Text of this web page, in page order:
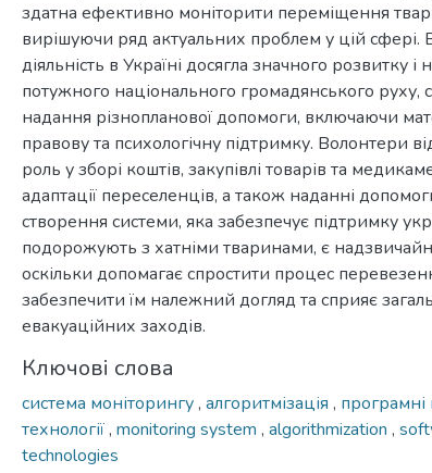
здатна ефективно моніторити переміщення
вирішуючи ряд актуальних проблем у цій сфері.
діяльність в Україні досягла значного розвитку
потужного національного громадянського руху,
надання різнопланової допомоги, включаючи
правову та психологічну підтримку. Волонтери
роль у зборі коштів, закупівлі товарів та
адаптації переселенців, а також наданні
створення системи, яка забезпечує підтримку
подорожують з хатніми тваринами, є
оскільки допомагає спростити процес
забезпечити їм належний догляд та сприяє
евакуаційних заходів.
Ключові слова
система моніторингу, алгоритмізація , програмні
технології, monitoring system , algorithmization ,
technologies